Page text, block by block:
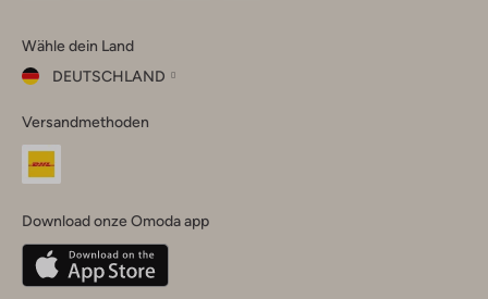
Instagram
Facebook
TikTok
Wähle dein Land
DEUTSCHLAND
dein
Land
Belgique(Français)
Deutschland
Versandmethoden
Download onze Omoda app